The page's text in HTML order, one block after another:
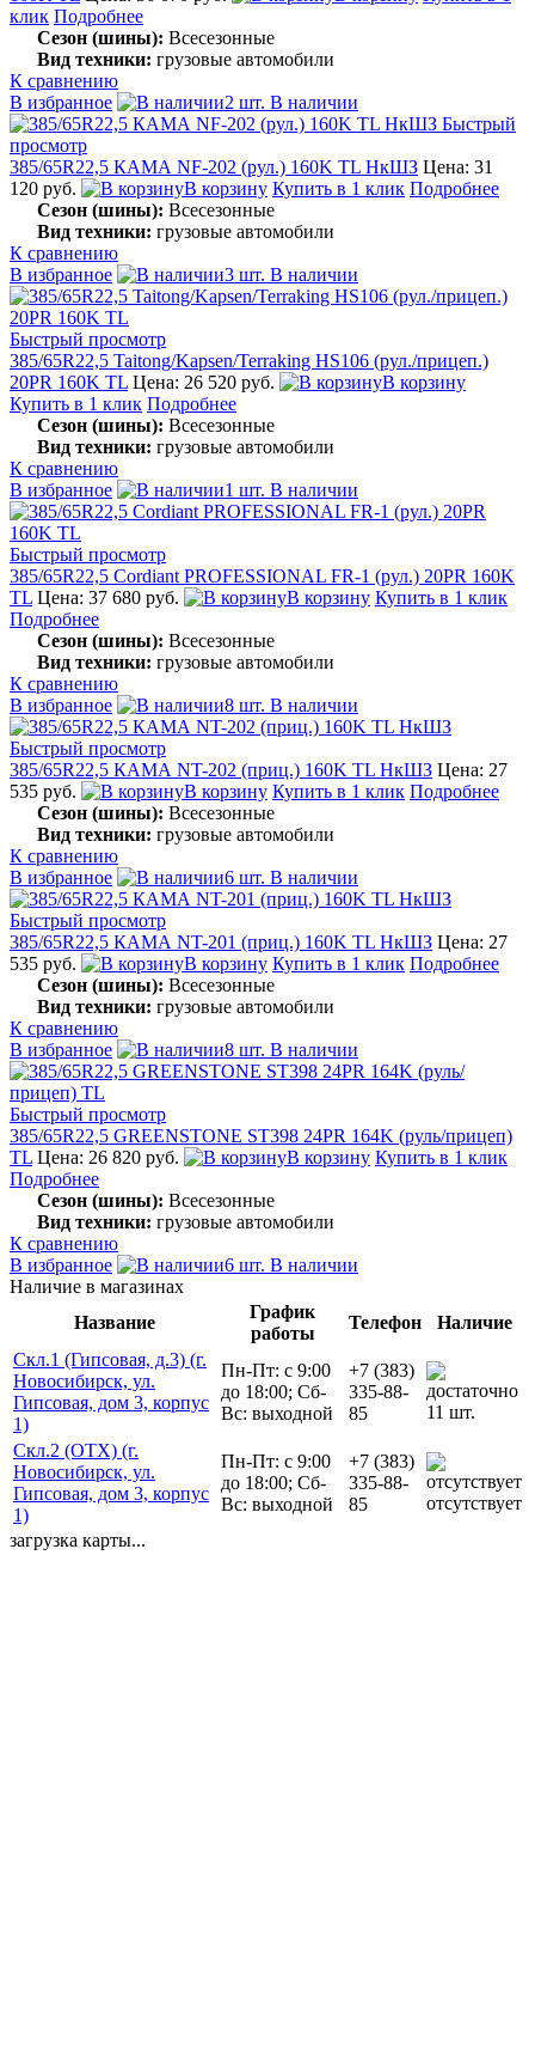
клик Подробнее
Сезон (шины): Всесезонные
Вид техники: грузовые автомобили
К сравнению
В избранное
2 шт. В наличии
Быстрый
просмотр
385/65R22,5 КАМА NF-202 (рул.) 160K TL НкШЗ Цена: 31
120 руб.
В корзину Купить в 1 клик Подробнее
Сезон (шины): Всесезонные
Вид техники: грузовые автомобили
К сравнению
В избранное
3 шт. В наличии
Быстрый просмотр
385/65R22,5 Taitong/Kapsen/Terraking HS106 (рул./прицеп.)
20PR 160K TL Цена: 26 520 руб.
В корзину
Купить в 1 клик Подробнее
Сезон (шины): Всесезонные
Вид техники: грузовые автомобили
К сравнению
В избранное
1 шт. В наличии
Быстрый просмотр
385/65R22,5 Cordiant PROFESSIONAL FR-1 (рул.) 20PR 160K
TL Цена: 37 680 руб. В корзину Купить в 1 клик
Подробнее
Сезон (шины): Всесезонные
Вид техники: грузовые автомобили
К сравнению
В избранное
8 шт. В наличии
Быстрый просмотр
385/65R22,5 КАМА NT-202 (приц.) 160K TL НкШЗ Цена: 27
535 руб.
В корзину Купить в 1 клик Подробнее
Сезон (шины): Всесезонные
Вид техники: грузовые автомобили
К сравнению
В избранное
6 шт. В наличии
Быстрый просмотр
385/65R22,5 КАМА NT-201 (приц.) 160K TL НкШЗ Цена: 27
535 руб.
В корзину Купить в 1 клик Подробнее
Сезон (шины): Всесезонные
Вид техники: грузовые автомобили
К сравнению
В избранное
8 шт. В наличии
Быстрый просмотр
385/65R22,5 GREENSTONE ST398 24PR 164K (руль/прицеп)
TL Цена: 26 820 руб. В корзину Купить в 1 клик
Подробнее
Сезон (шины): Всесезонные
Вид техники: грузовые автомобили
К сравнению
В избранное
6 шт. В наличии
Наличие в магазинах
Название
График
работы
Телефон
Наличие
Скл.1 (Гипсовая, д.3) (г.
Новосибирск, ул.
Гипсовая, дом 3, корпус
1)
Пн-Пт: с 9:00
до 18:00; Сб-
Вс: выходной
+7 (383)
335-88-
85
11 шт.
Скл.2 (ОТХ) (г.
Новосибирск, ул.
Гипсовая, дом 3, корпус
1)
Пн-Пт: с 9:00
до 18:00; Сб-
Вс: выходной
+7 (383)
335-88-
85
отсутствует
загрузка карты...